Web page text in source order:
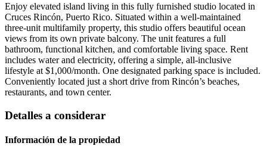
Enjoy elevated island living in this fully furnished studio located in
Cruces Rincón, Puerto Rico. Situated within a well-maintained
three-unit multifamily property, this studio offers beautiful ocean
views from its own private balcony. The unit features a full
bathroom, functional kitchen, and comfortable living space. Rent
includes water and electricity, offering a simple, all-inclusive
lifestyle at $1,000/month. One designated parking space is included.
Conveniently located just a short drive from Rincón’s beaches,
restaurants, and town center.
Detalles a considerar
Información de la propiedad